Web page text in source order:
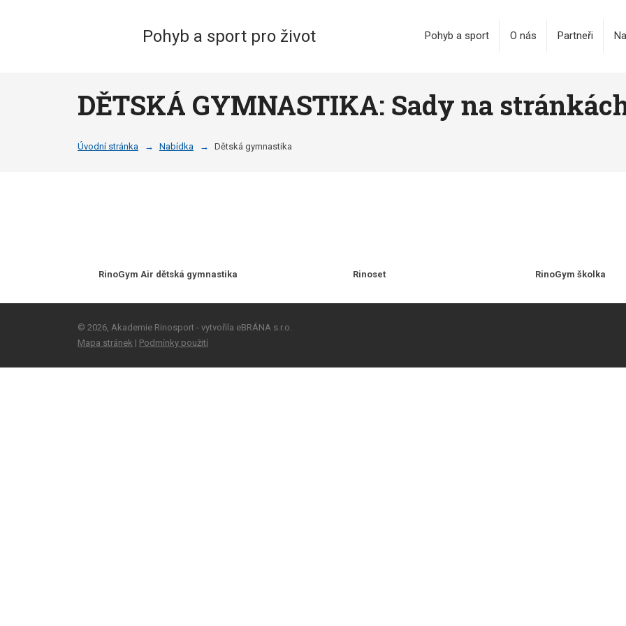
Pohyb a sport pro život Pohyb a sport O nás Partneři
DĚTSKÁ GYMNASTIKA: Sady na
Úvodní stránka Nabídka Dětská gymnastika
RinoGym Air dětská gymnastika Rinoset RinoGym školka
© 2026, Akademie Rinosport - vytvořila eBRÁNA s.r.o.
Mapa stránek | Podmínky použití